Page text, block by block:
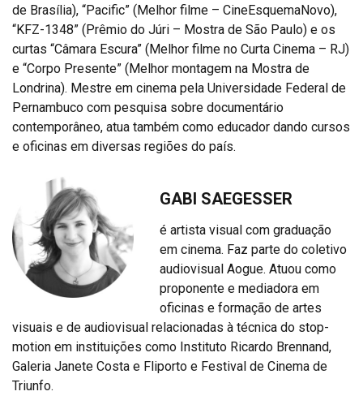
de Brasília), “Pacific” (Melhor filme – CineEsquemaNovo),
“KFZ-1348” (Prêmio do Júri – Mostra de São Paulo) e os
curtas “Câmara Escura” (Melhor filme no Curta Cinema – RJ)
e “Corpo Presente” (Melhor montagem na Mostra de
Londrina). Mestre em cinema pela Universidade Federal de
Pernambuco com pesquisa sobre documentário
contemporâneo, atua também como educador dando cursos
e oficinas em diversas regiões do país.
GABI SAEGESSER
é artista visual com graduação
em cinema. Faz parte do coletivo
audiovisual Aogue. Atuou como
proponente e mediadora em
oficinas e formação de artes
visuais e de audiovisual relacionadas à técnica do stop-
motion em instituições como Instituto Ricardo Brennand,
Galeria Janete Costa e Fliporto e Festival de Cinema de
Triunfo.